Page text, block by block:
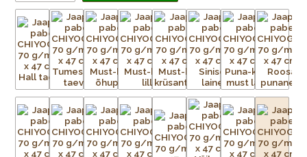
Jaapanis käsitsi siiditrükis väikestes stuudiotes. Trükkimiseks
kasutatakse pleekimiskindlaid pigmente. Uusi mustreid, nii
traditsioonilisi kui ka kaasaegseid, toodetakse pidevalt
lõpututes värvikombinatsioonides.
Paberid on väga sitked ja tugevad, ning sobivad ideaalselt
raamatute, purkide ja karpide katmiseks, kaartide ning
kollaažide tegemiseks, fotode ja kunstiteoste taustaks või
raamaturiiulitele ja seintele aktsendiks. Võimalused on
piiramatud!